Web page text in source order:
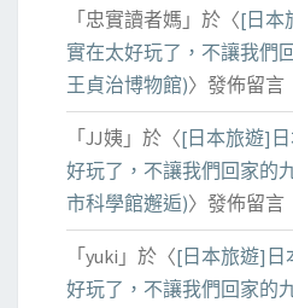
「 忠實讀者媽 」於〈[日本
實在太好玩了，不讓我們
王貞治博物館)〉發佈留言
「 JJ姨 」於〈[日本旅遊]
好玩了，不讓我們回家的
市科學館邂逅)〉發佈留言
「 yuki 」於〈[日本旅遊]日
好玩了，不讓我們回家的